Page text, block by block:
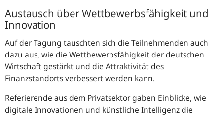
Austausch über Wettbewerbsfähigkeit und
Innovation
Auf der Tagung tauschten sich die Teilnehmenden auch
dazu aus, wie die Wettbewerbsfähigkeit der deutschen
Wirtschaft gestärkt und die Attraktivität des
Finanzstandorts verbessert werden kann.
Referierende aus dem Privatsektor gaben Einblicke, wie
digitale Innovationen und künstliche Intelligenz die